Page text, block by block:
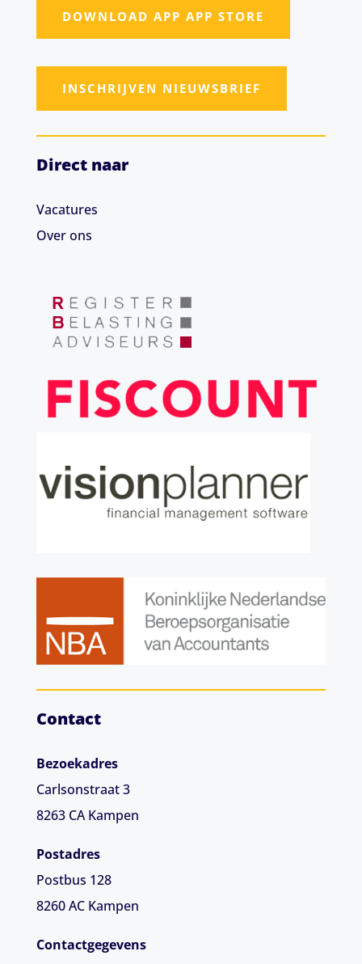
DOWNLOAD APP APP STORE
INSCHRIJVEN NIEUWSBRIEF
Direct naar
Vacatures
Over ons
Contact
Bezoekadres
Carlsonstraat 3
8263 CA Kampen
Postadres
Postbus 128
8260 AC Kampen
Contactgegevens